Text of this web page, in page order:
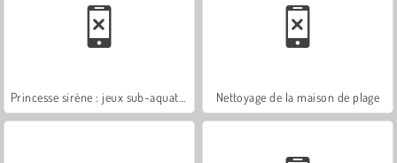
Nettoyage de la maison de plage